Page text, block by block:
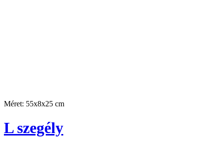
Méret: 55x8x25 cm
L szegély